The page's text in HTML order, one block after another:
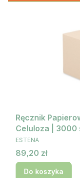
Ręcznik
Celuloza | 3000
PRODUCENT
ESTENA
Cena
89,20 zł
Do koszyka